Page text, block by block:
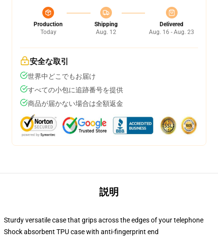
Production
Today
Shipping
Aug. 12
Delivered
Aug. 16 - Aug. 23
安全な取引
世界中どこでもお届け
すべての小包に追跡番号を提供
商品が届かない場合は全額返金
説明
Sturdy versatile case that grips across the edges of your telephone
Shock absorbent TPU case with anti-fingerprint end